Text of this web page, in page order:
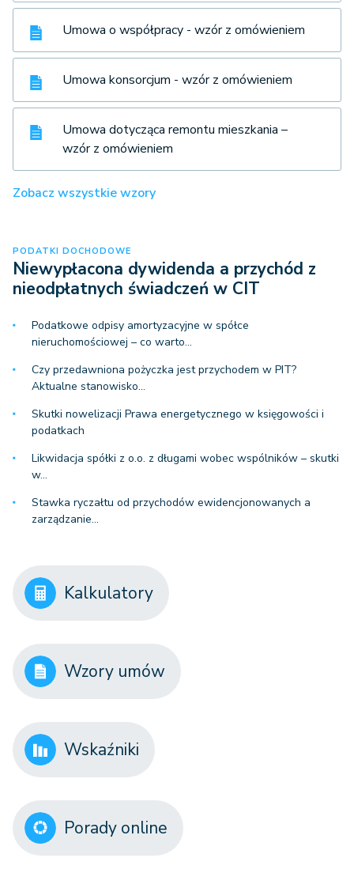
Umowa o współpracy - wzór z omówieniem
Umowa konsorcjum - wzór z omówieniem
Umowa dotycząca remontu mieszkania –
wzór z omówieniem
Zobacz wszystkie wzory
PODATKI DOCHODOWE
Niewypłacona dywidenda a przychód z
nieodpłatnych świadczeń w CIT
Podatkowe odpisy amortyzacyjne w spółce
nieruchomościowej – co warto…
Czy przedawniona pożyczka jest przychodem w PIT?
Aktualne stanowisko…
Skutki nowelizacji Prawa energetycznego w księgowości i
podatkach
Likwidacja spółki z o.o. z długami wobec wspólników – skutki
w…
Stawka ryczałtu od przychodów ewidencjonowanych a
zarządzanie…
Kalkulatory
Wzory umów
Wskaźniki
Porady online